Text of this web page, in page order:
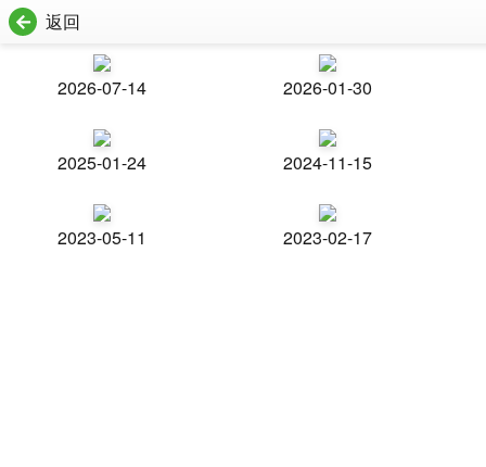
返回
2026-07-14 2026-01-30
2025-01-24 2024-11-15
2023-05-11 2023-02-17